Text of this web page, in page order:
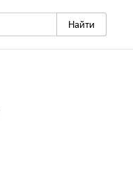
Найти